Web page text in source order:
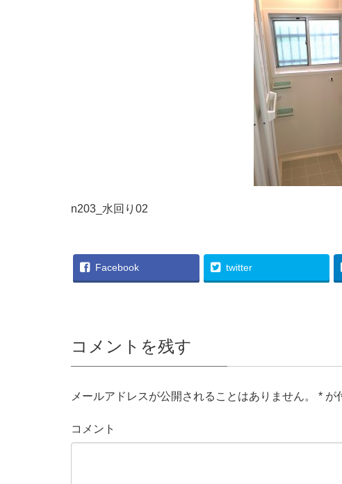
n203_水回り02
Facebook twitter
コメントを残す
メールアドレスが公開されることはありません。 * が
コメント